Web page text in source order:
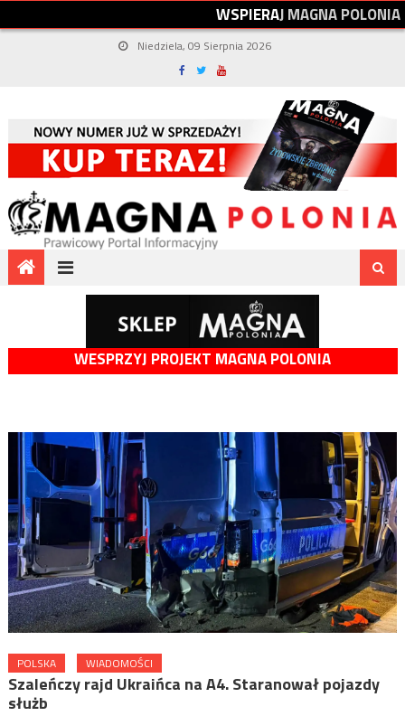
WSPIERAJMAGNAPOLONIA
Niedziela, 09 Sierpnia 2026
WESPRZYJ PROJEKT MAGNA POLONIA
POLSKA WIADOMOŚCI
Szaleńczy rajd Ukraińca na A4. Staranował pojazdy
służb